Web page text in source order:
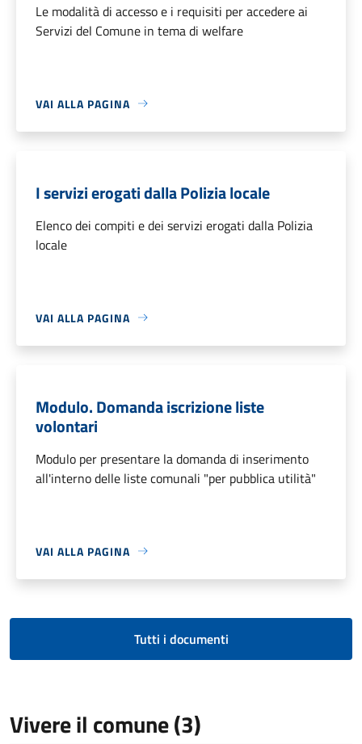
Le modalità di accesso e i requisiti per accedere ai
Servizi del Comune in tema di welfare
VAI ALLA PAGINA
I servizi erogati dalla Polizia locale
Elenco dei compiti e dei servizi erogati dalla Polizia
locale
VAI ALLA PAGINA
Modulo. Domanda iscrizione liste
volontari
Modulo per presentare la domanda di inserimento
all'interno delle liste comunali "per pubblica utilità"
VAI ALLA PAGINA
Tutti i documenti
Vivere il comune (3)